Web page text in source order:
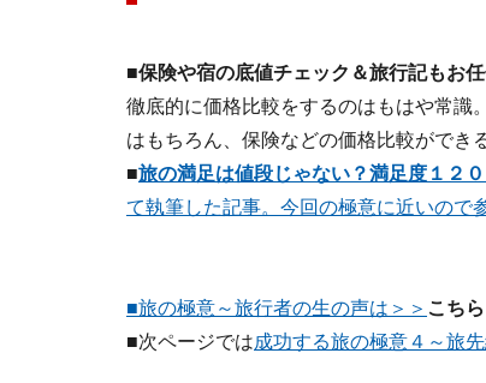
■保険や宿の底値チェック＆旅行記もお
徹底的に価格比較をするのはもはや常識
はもちろん、保険などの価格比較ができ
■旅の満足は値段じゃない？満足度１２
て執筆した記事。今回の極意に近いので
■旅の極意～旅行者の生の声は＞＞ こちら
■次ページでは成功する旅の極意４～旅